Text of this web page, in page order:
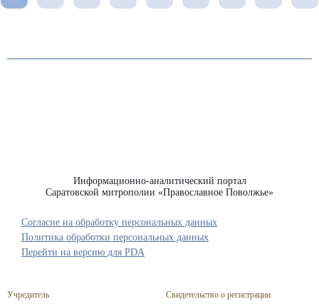
Информационно-аналитический портал
Саратовской митрополии «Православное Поволжье»
Учредитель
Свидетельство о регистрации
Согласие на обработку персональных данных
Политика обработки персональных данных
Перейти на версию для PDA